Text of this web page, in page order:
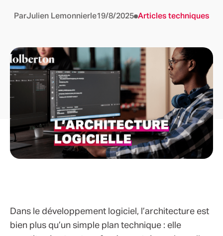
ParJulien Lemonnier le19/8/2025 Articles techniques
Dans le développement logiciel, l’architecture est
bien plus qu’un simple plan technique : elle